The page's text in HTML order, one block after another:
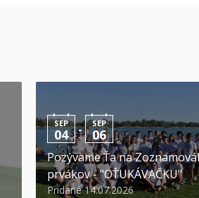
SEP
04 - SEP
06
Pozývame Ťa na
prvákov - "OŤUKÁVAČKU"
Pridané 14.07.2026